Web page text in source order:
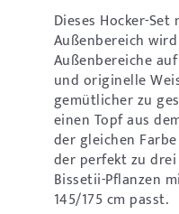
Dieses Hocker-
Außenbereich
Außenbereiche
und originelle
gemütlicher zu
einen Topf aus
der gleichen
der perfekt zu
Bissetii-Pflanzen
145/175 cm passt.